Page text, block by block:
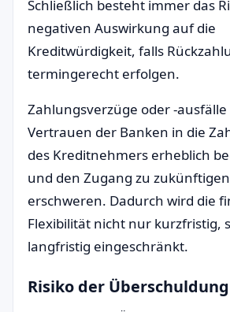
Schließlich besteht immer das
negativen Auswirkung auf die
Kreditwürdigkeit, falls
termingerecht erfolgen.
Zahlungsverzüge oder -
Vertrauen der Banken in die
des Kreditnehmers erheblich
und den Zugang zu
erschweren. Dadurch wird die
Flexibilität nicht nur kurzfristig,
langfristig eingeschränkt.
Risiko der Überschuldung